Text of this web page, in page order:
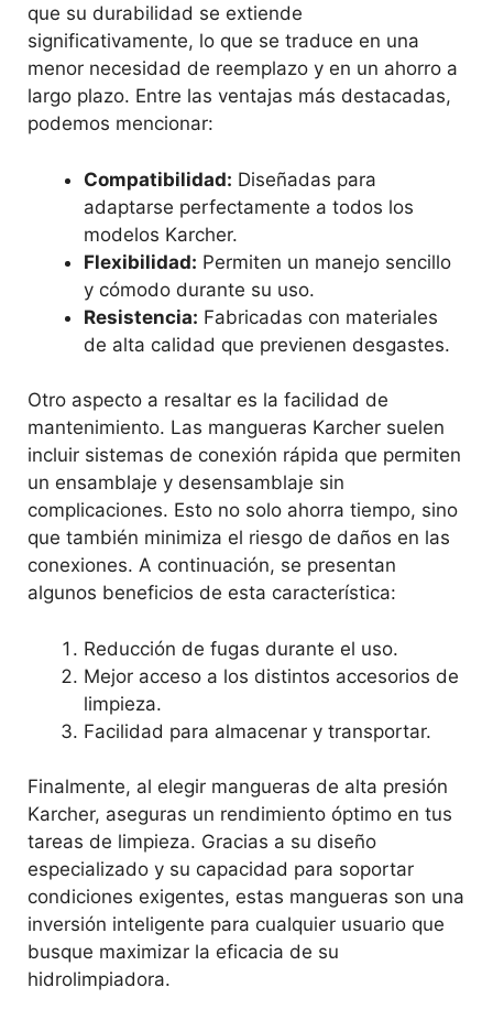
que su durabilidad se extiende
significativamente, lo que se traduce en una
menor necesidad de reemplazo y en un ahorro a
largo plazo. Entre las ventajas más destacadas,
podemos mencionar:
Compatibilidad: Diseñadas para
adaptarse perfectamente a todos los
modelos Karcher.
Flexibilidad: Permiten un manejo sencillo
y cómodo durante su uso.
Resistencia: Fabricadas con materiales
de alta calidad que previenen desgastes.
Otro aspecto a resaltar es la facilidad de
mantenimiento. Las mangueras Karcher suelen
incluir sistemas de conexión rápida que permiten
un ensamblaje y desensamblaje sin
complicaciones. Esto no solo ahorra tiempo, sino
que también minimiza el riesgo de daños en las
conexiones. A continuación, se presentan
algunos beneficios de esta característica:
Reducción de fugas durante el uso.
Mejor acceso a los distintos accesorios de
limpieza.
Facilidad para almacenar y transportar.
Finalmente, al elegir mangueras de alta presión
Karcher, aseguras un rendimiento óptimo en tus
tareas de limpieza. Gracias a su diseño
especializado y su capacidad para soportar
condiciones exigentes, estas mangueras son una
inversión inteligente para cualquier usuario que
busque maximizar la eficacia de su
hidrolimpiadora.